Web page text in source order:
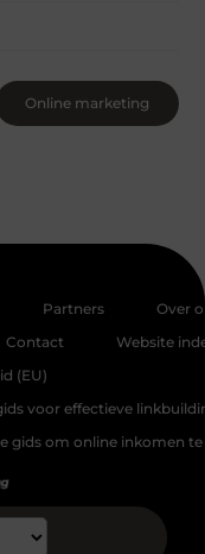
Online marketing
Partners
Over
Contact
Website
(EU)
voor effectieve
gids om online inkomen